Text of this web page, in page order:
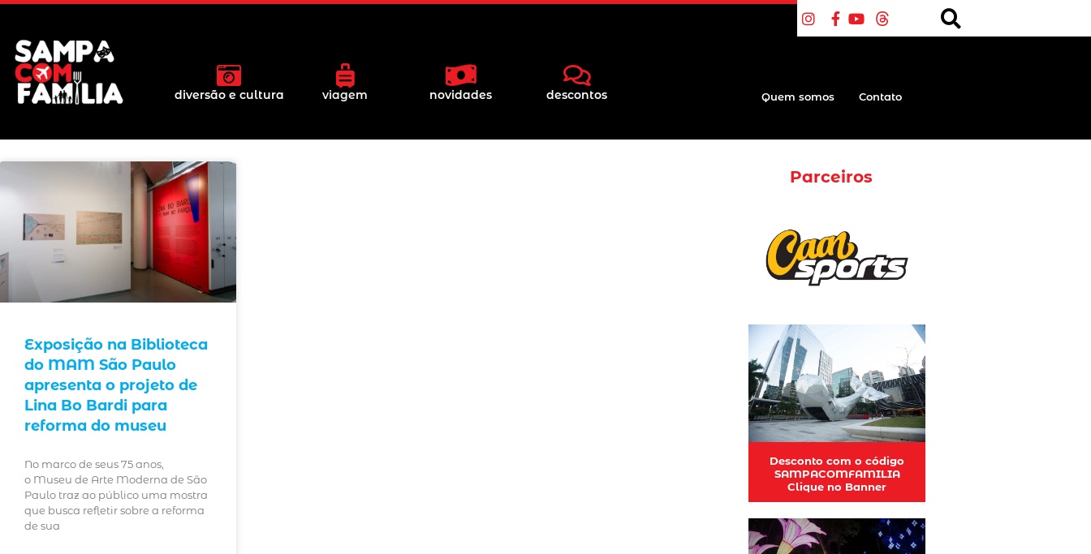
diversão e cultura viagem novidades descontos Quem somos Contato
Exposição na Biblioteca
do MAM São Paulo
apresenta o projeto de
Lina Bo Bardi para
reforma do museu
No marco de seus 75 anos,
o Museu de Arte Moderna de São
Paulo traz ao público uma mostra
que busca refletir sobre a reforma
de sua
Parceiros
Desconto com o código
SAMPACOMFAMILIA
Clique no Banner